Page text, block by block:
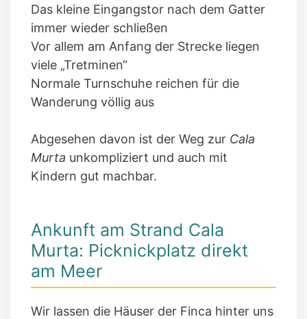
Das kleine Eingangstor nach dem Gatter
immer wieder schließen
Vor allem am Anfang der Strecke liegen
viele „Tretminen“
Normale Turnschuhe reichen für die
Wanderung völlig aus
Abgesehen davon ist der Weg zur Cala
Murta unkompliziert und auch mit
Kindern gut machbar.
Ankunft am Strand Cala
Murta: Picknickplatz direkt
am Meer
Wir lassen die Häuser der Finca hinter uns